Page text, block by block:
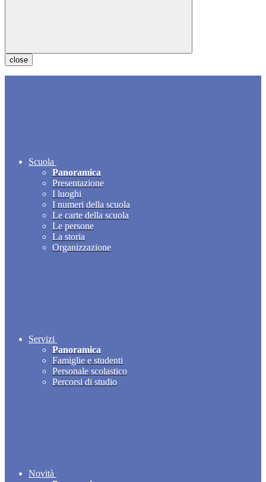
close
Scuola
Panoramica
Presentazione
I luoghi
I numeri della scuola
Le carte della scuola
Le persone
La storia
Organizzazione
Servizi
Panoramica
Famiglie e studenti
Personale scolastico
Percorsi di studio
Novità